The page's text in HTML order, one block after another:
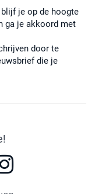
je op de hoogte
ga je akkoord met
door te
die je